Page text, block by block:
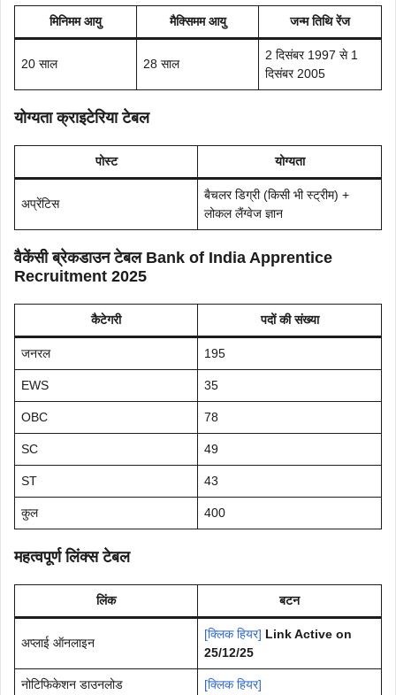
मिनिमम आयु मैक्सिमम आयु जन्म तिथि रेंज
20 साल 28 साल
2 दिसंबर 1997 से 1
दिसंबर 2005
योग्यता क्राइटेरिया टेबल
पोस्ट योग्यता
अप्रेंटिस
बैचलर डिग्री (किसी भी स्ट्रीम) +
लोकल लैंग्वेज ज्ञान
वैकेंसी ब्रेकडाउन टेबलBank of India Apprentice
Recruitment 2025
कैटेगरी पदों की संख्या
जनरल 195
EWS 35
OBC 78
SC 49
ST 43
कुल 400
महत्वपूर्ण लिंक्स टेबल
लिंक बटन
अप्लाई ऑनलाइन
[क्लिक हियर] Link Active on
25/12/25
नोटिफिकेशन डाउनलोड [क्लिक हियर]